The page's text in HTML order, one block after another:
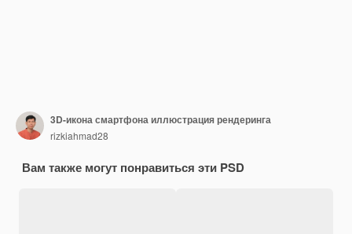
3D-икона смартфона иллюстрация рендеринга
rizkiahmad28
Вам также могут понравиться эти PSD